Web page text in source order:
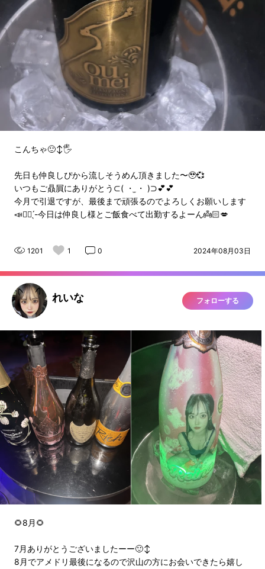
こんちゃ🙂‍↕️🖐
先日も仲良しぴから流しそうめん頂きました〜🥹💞
いつもご贔屓にありがとう⊂( ・ ̫・ )⊃💕💕
今月で引退ですが、最後まで頑張るのでよろしくお願いします
📣✊🏻 ̖́-今日は仲良し様とご飯食べて出勤するよーん👼🏻💋
1201 1 0 2024年08月03日
れいな フォローする
🌻8月🌻
7月ありがとうございましたーー🙂‍↕️
8月でアメドリ最後になるので沢山の方にお会いできたら嬉し